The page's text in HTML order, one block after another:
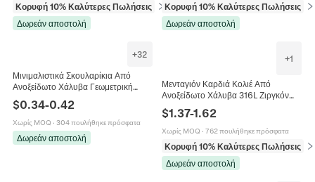
Κορυφή 10% Καλύτερες Πωλήσεις
σε Σκουλαρίκια
Δωρεάν αποστολή
Κορυφή 10% Καλύτερες Πωλήσεις
Δωρεάν αποστολή
+32
Μινιμαλιστικά Σκουλαρίκια Από
Ανοξείδωτο Χάλυβα Γεωμετρική
Πεταλούδα Σταυρός Καρδιά Άπειρο
Αστέρι Καρδιακός Παλμός
Κοσμήματα
$0.34-0.42
Χωρίς MOQ · 304 πουλήθηκε πρόσφατα
Δωρεάν αποστολή
+1
Μενταγιόν Καρδιά Κολιέ Από
Ανοξείδωτο Χάλυβα 316L Ζιργκόν
Μινιμαλιστική Αλυσίδα Κλείδας
Κοσμήματα Για Γυναίκες Κομψό
Επιχρυσωμένο
$1.37-1.62
Χωρίς MOQ · 762 πουλήθηκε πρόσφατα
Κορυφή 10% Καλύτερες Πωλήσεις
Δωρεάν αποστολή